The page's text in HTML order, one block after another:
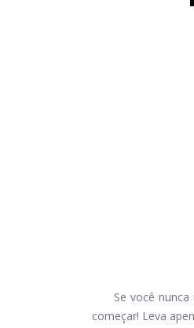
Se você
começar! Leva